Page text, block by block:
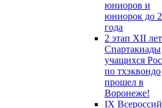
юниоров и
юниорок до
года
2 этап XII
Спартакиады
учащихся
по тхэквондо
прошел в
Воронеже!
IX